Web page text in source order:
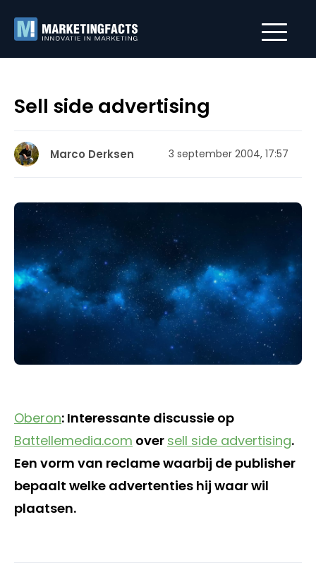
Sell side advertising
Marco Derksen 3 september 2004, 17:57
Oberon: Interessante discussie op
Battellemedia.com over sell side advertising.
Een vorm van reclame waarbij de publisher
bepaalt welke advertenties hij waar wil
plaatsen.